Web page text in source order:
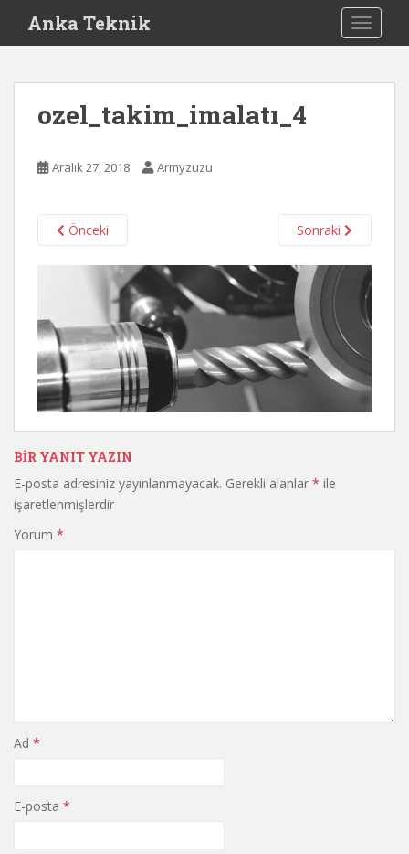
i
Anka Teknik
ozel_takim_imalatı_4
Aralık 27, 2018 Armyzuzu
Önceki Sonraki
BIR YANIT YAZIN
E-posta adresiniz yayınlanmayacak. Gerekli alanlar * ile
işaretlenmişlerdir
Yorum *
Ad *
E-posta *